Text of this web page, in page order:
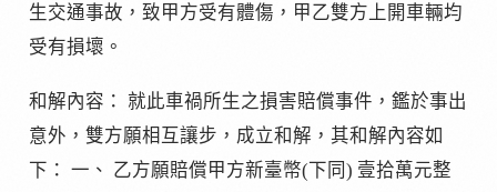
生交通事故，致甲方受有體傷，甲乙雙方上開車輛均
受有損壞。
和解內容： 就此車禍所生之損害賠償事件，鑑於事出
意外，雙方願相互讓步，成立和解，其和解內容如
下： 一、 乙方願賠償甲方新臺幣(下同) 壹拾萬元整